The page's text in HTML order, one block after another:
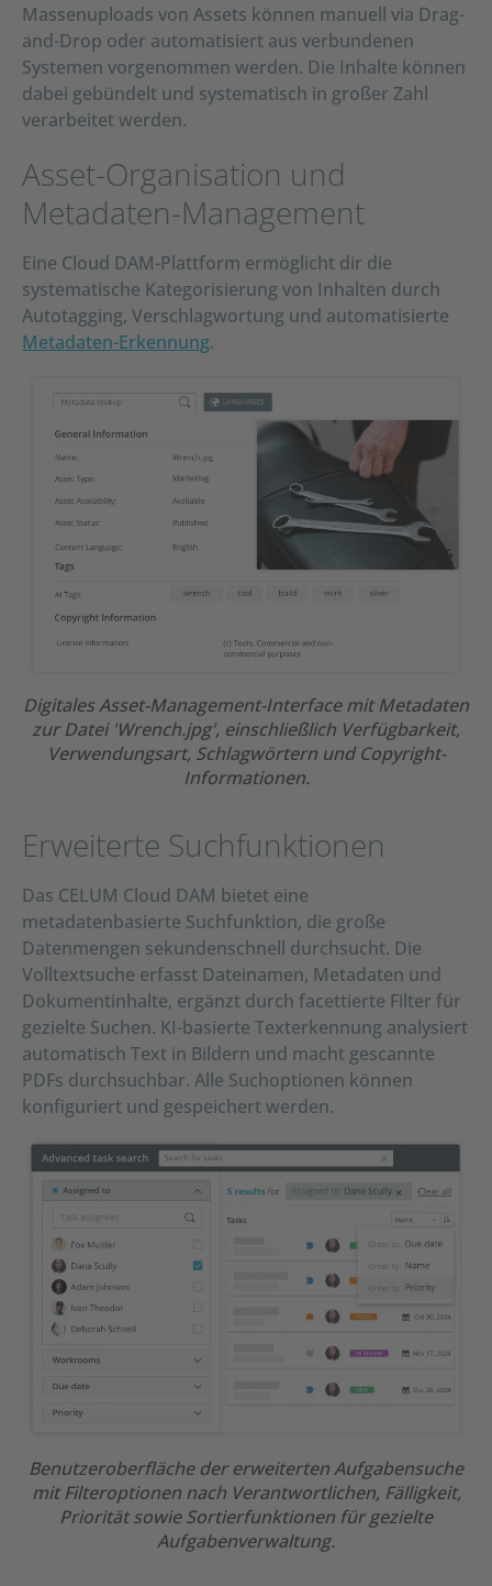
Massenuploads von Assets können manuell via Drag-
and-Drop oder automatisiert aus verbundenen
Systemen vorgenommen werden. Die Inhalte können
dabei gebündelt und systematisch in großer Zahl
verarbeitet werden.
Asset-Organisation und
Metadaten-Management
Eine Cloud DAM-Plattform ermöglicht dir die
systematische Kategorisierung von Inhalten durch
Autotagging, Verschlagwortung und automatisierte
Metadaten-Erkennung.
Digitales Asset-Management-Interface mit Metadaten
zur Datei 'Wrench.jpg', einschließlich Verfügbarkeit,
Verwendungsart, Schlagwörtern und Copyright-
Informationen.
Erweiterte Suchfunktionen
Das CELUM Cloud DAM bietet eine
metadatenbasierte Suchfunktion, die große
Datenmengen sekundenschnell durchsucht. Die
Volltextsuche erfasst Dateinamen, Metadaten und
Dokumentinhalte, ergänzt durch facettierte Filter für
gezielte Suchen. KI-basierte Texterkennung analysiert
automatisch Text in Bildern und macht gescannte
PDFs durchsuchbar. Alle Suchoptionen können
konfiguriert und gespeichert werden.
Benutzeroberfläche der erweiterten Aufgabensuche
mit Filteroptionen nach Verantwortlichen, Fälligkeit,
Priorität sowie Sortierfunktionen für gezielte
Aufgabenverwaltung.